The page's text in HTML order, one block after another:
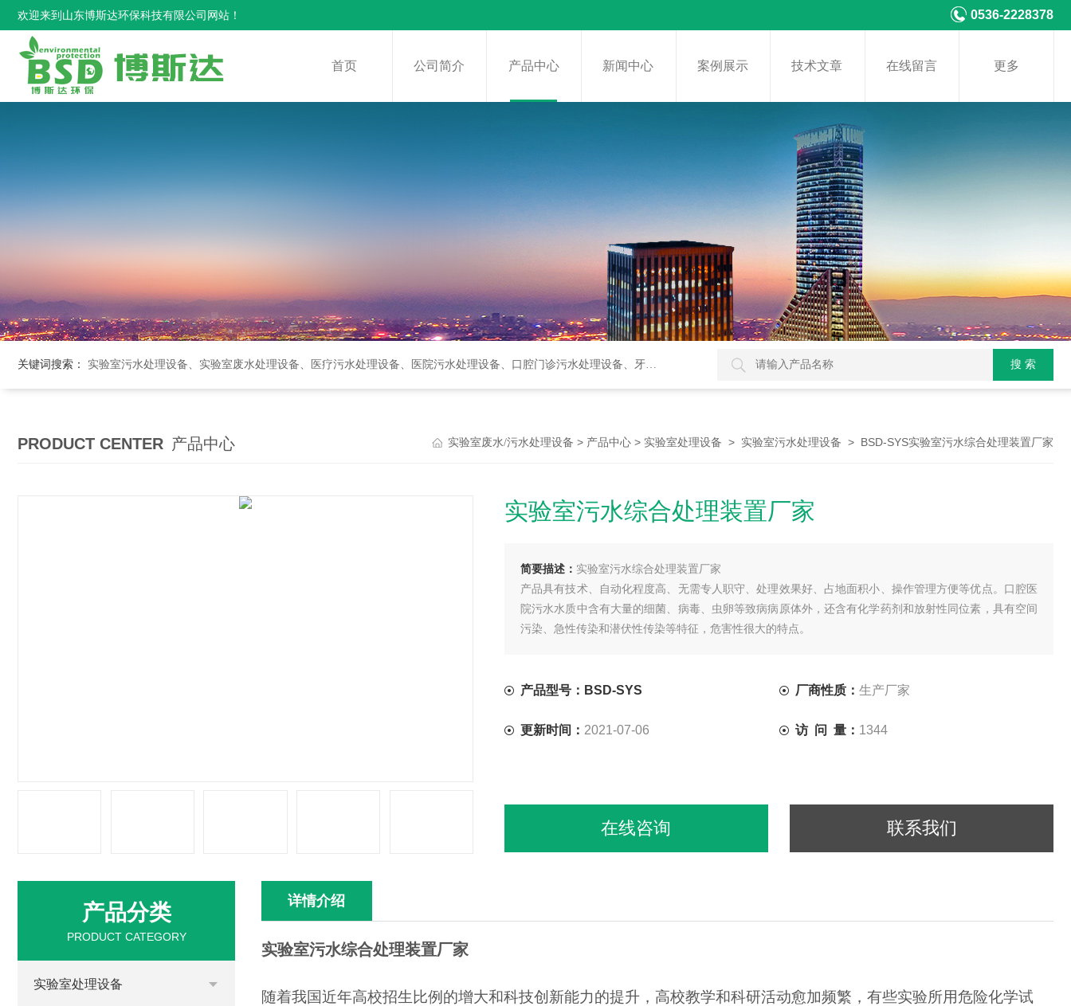
欢迎来到山东博斯达环保科技有限公司网站！ 0536-2228378
首页 公司简介 产品中心 新闻中心 案例展示 技术文章 在线留言 更多
关键词搜索： 实验室污水处理设备、实验室废水处理设备、医疗污水处理设备、医院污水处理设备、口腔门诊污水处理设备、牙科诊所污水处理设备、次氯酸发生器
PRODUCT CENTER 产品中心 实验室废水/污水处理设备 > 产品中心 > 实验室处理设备 > 实验室污水处理设备 > BSD-SYS实验室污水综合处理装置厂家
实验室污水综合处理装置厂家
简要描述： 实验室污水综合处理装置厂家
产品具有技术、自动化程度高、无需专人职守、处理效果好、占地面积小、操作管理方便等优点。口腔医
院污水水质中含有大量的细菌、病毒、虫卵等致病病原体外，还含有化学药剂和放射性同位素，具有空间
污染、急性传染和潜伏性传染等特征，危害性很大的特点。
产品型号：BSD-SYS 厂商性质： 生产厂家
更新时间： 2021-07-06 访 问 量： 1344
在线咨询 联系我们
详情介绍
实验室污水综合处理装置厂家
随着我国近年高校招生比例的增大和科技创新能力的提升，高校教学和科研活动愈加频繁，有些实验所用危险化学试
产品分类
PRODUCT CATEGORY
实验室处理设备